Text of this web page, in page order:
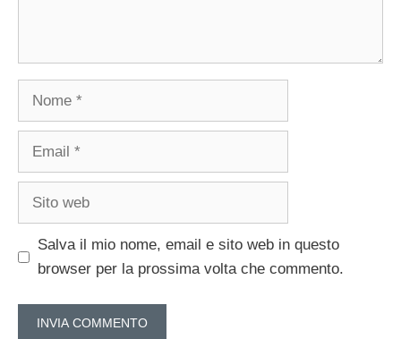
Nome
Email
Sito
Salva il mio nome, email e sito web in questo
browser per la prossima volta che commento.